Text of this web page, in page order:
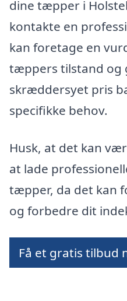
dine tæpper i
kontakte en
kan foretage en
tæppers tilstand og
skræddersyet pris
specifikke behov.
Husk, at det kan
at lade
tæpper, da det kan
og forbedre dit
Få et gratis tilbud